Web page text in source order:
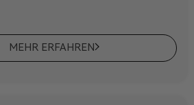
MEHR ERFAHREN